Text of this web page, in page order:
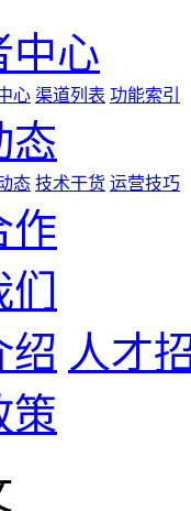
中心
心 渠道列表 功能索引
态
态 技术干货 运营技巧
作
绍 人才
策